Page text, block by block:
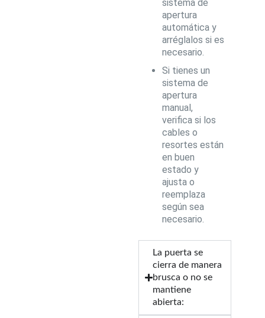
sistema de
apertura
automática y
arréglalos si es
necesario.
Si tienes un
sistema de
apertura
manual,
verifica si los
cables o
resortes están
en buen
estado y
ajusta o
reemplaza
según sea
necesario.
La puerta se
cierra de manera
brusca o no se
mantiene
abierta: